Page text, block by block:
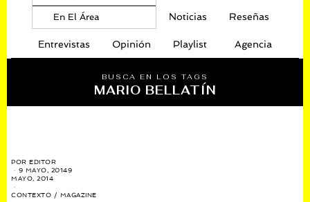
En El Área Noticias Reseñas
Entrevistas Opinión Playlist Agencia
BUSCA EN LOS TAGS
MARIO BELLATÍN
POREDITOR
9 MAYO, 20149
MAYO, 2014
CONTEXTO / MAGAZINE